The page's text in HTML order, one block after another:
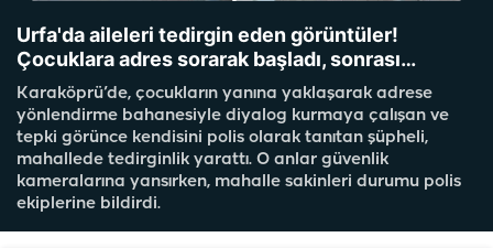
Urfa'da aileleri tedirgin eden görüntüler!
Çocuklara adres sorarak başladı, sonrası…
Karaköprü’de, çocukların yanına yaklaşarak adrese
yönlendirme bahanesiyle diyalog kurmaya çalışan ve
tepki görünce kendisini polis olarak tanıtan şüpheli,
mahallede tedirginlik yarattı. O anlar güvenlik
kameralarına yansırken, mahalle sakinleri durumu polis
ekiplerine bildirdi.